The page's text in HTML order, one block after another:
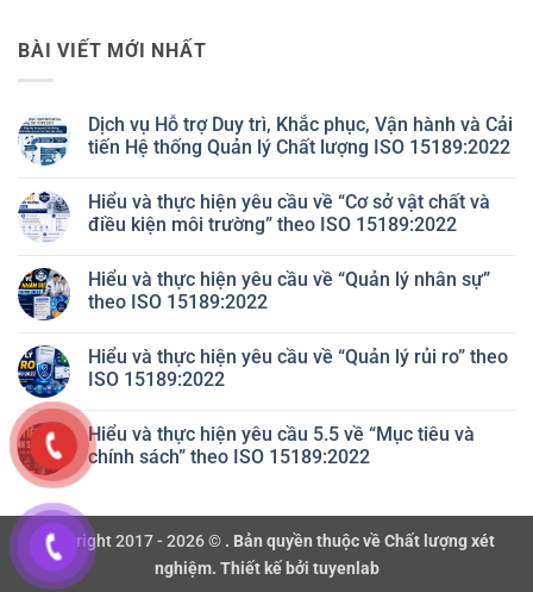
BÀI VIẾT MỚI NHẤT
Dịch vụ Hỗ trợ Duy trì, Khắc phục, Vận hành và Cải
tiến Hệ thống Quản lý Chất lượng ISO 15189:2022
bình
luận
ở
Hỗ
trợ
Duy
phục,
Vận
hành
Cải
tiến
Hệ
thống
lượng
ISO
15189:2022
Hiểu và thực hiện yêu cầu về “Cơ sở vật chất và
điều kiện môi trường” theo ISO 15189:2022
bình
luận
ở
thực
hiện
yêu
về
“Cơ
sở
vật
kiện
môi
trường”
theo
Hiểu và thực hiện yêu cầu về “Quản lý nhân sự”
theo ISO 15189:2022
bình
luận
ở
và
thực
hiện
yêu
lý
nhân
sự”
theo
Hiểu và thực hiện yêu cầu về “Quản lý rủi ro” theo
ISO 15189:2022
có
bình
luận
ở
hiện
yêu
cầu
về
Hiểu và thực hiện yêu cầu 5.5 về “Mục tiêu và
chính sách” theo ISO 15189:2022
luận
ở
Hiểu
và
Copyright 2017 - 2026 © . Bản quyền thuộc về Chất lượng xét
nghiệm. Thiết kế bởi tuyenlab